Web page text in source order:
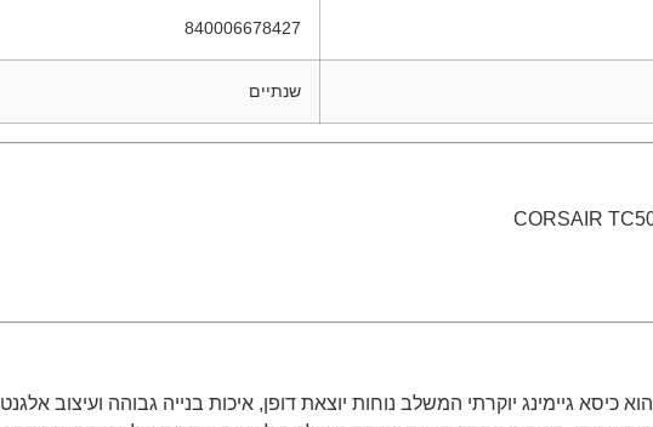
840006678427
שנתיים
הוא כיסא גיימינג יוקרתי המשלב נוחות יוצאת דופן, איכות בנייה גבוהה ועיצוב